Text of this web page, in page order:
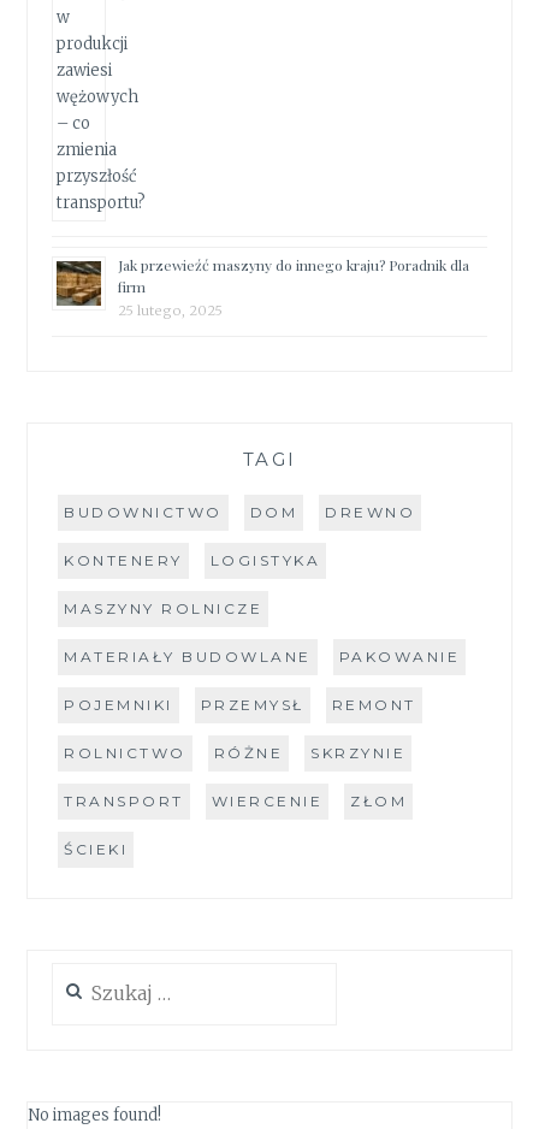
Jak przewieźć maszyny do innego kraju? Poradnik dla
firm
25 lutego, 2025
TAGI
BUDOWNICTWO DOM DREWNO
KONTENERY LOGISTYKA
MASZYNY ROLNICZE
MATERIAŁY BUDOWLANE PAKOWANIE
POJEMNIKI PRZEMYSŁ REMONT
ROLNICTWO RÓŻNE SKRZYNIE
TRANSPORT WIERCENIE ZŁOM
ŚCIEKI
No images found!